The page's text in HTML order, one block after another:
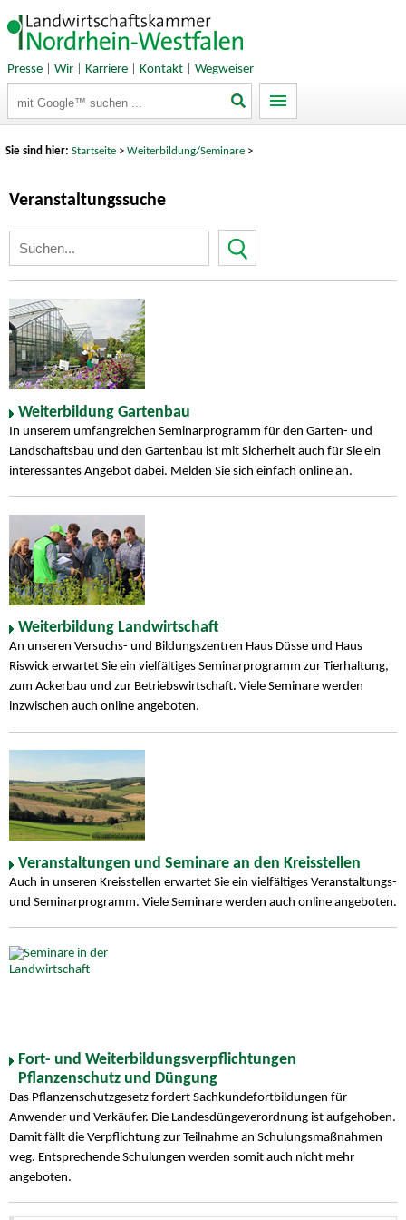
Presse| Wir| Karriere| Kontakt| Wegweiser
Sie sind hier:Startseite >Weiterbildung/Seminare >
Veranstaltungssuche
Weiterbildung Gartenbau
In unserem umfangreichen Seminarprogramm für den Garten- und
Landschaftsbau und den Gartenbau ist mit Sicherheit auch für Sie ein
interessantes Angebot dabei. Melden Sie sich einfach online an.
Weiterbildung Landwirtschaft
An unseren Versuchs- und Bildungszentren Haus Düsse und Haus
Riswick erwartet Sie ein vielfältiges Seminarprogramm zur Tierhaltung,
zum Ackerbau und zur Betriebswirtschaft. Viele Seminare werden
inzwischen auch online angeboten.
Veranstaltungen und Seminare an den Kreisstellen
Auch in unseren Kreisstellen erwartet Sie ein vielfältiges Veranstaltungs-
und Seminarprogramm. Viele Seminare werden auch online angeboten.
Fort- und Weiterbildungsverpflichtungen
Pflanzenschutz und Düngung
Das Pflanzenschutzgesetz fordert Sachkundefortbildungen für
Anwender und Verkäufer. Die Landesdüngeverordnung ist aufgehoben.
Damit fällt die Verpflichtung zur Teilnahme an Schulungsmaßnahmen
weg. Entsprechende Schulungen werden somit auch nicht mehr
angeboten.